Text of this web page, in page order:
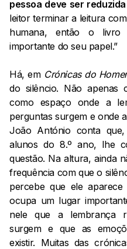
pessoa deve ser
leitor terminar a leitura
humana, então o livro
importante do seu papel.”
Há, em Crónicas do
do silêncio. Não apenas
como espaço onde a
perguntas surgem e onde
João António conta
alunos do 8.º ano, lhe
questão. Na altura, ainda
frequência com que o
percebe que ele aparece
ocupa um lugar
nele que a lembrança
surgem e que as
existir. Muitas das